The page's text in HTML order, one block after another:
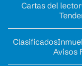
Cartas del lector
Clasificados
Avisos